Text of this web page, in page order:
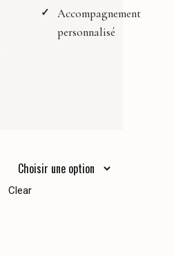
Accompagnement
personnalisé
Clear